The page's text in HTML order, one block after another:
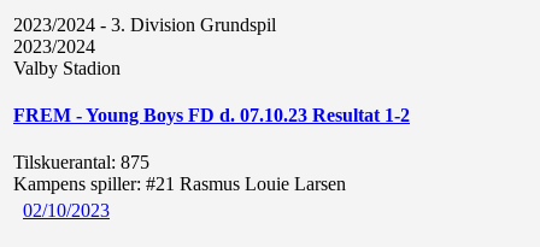
2023/2024 - 3. Division Grundspil
2023/2024
Valby Stadion
FREM - Young Boys FD d. 07.10.23 Resultat 1-2
Tilskuerantal: 875
Kampens spiller: #21 Rasmus Louie Larsen
02/10/2023